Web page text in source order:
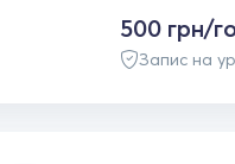
500 грн/
Запис на